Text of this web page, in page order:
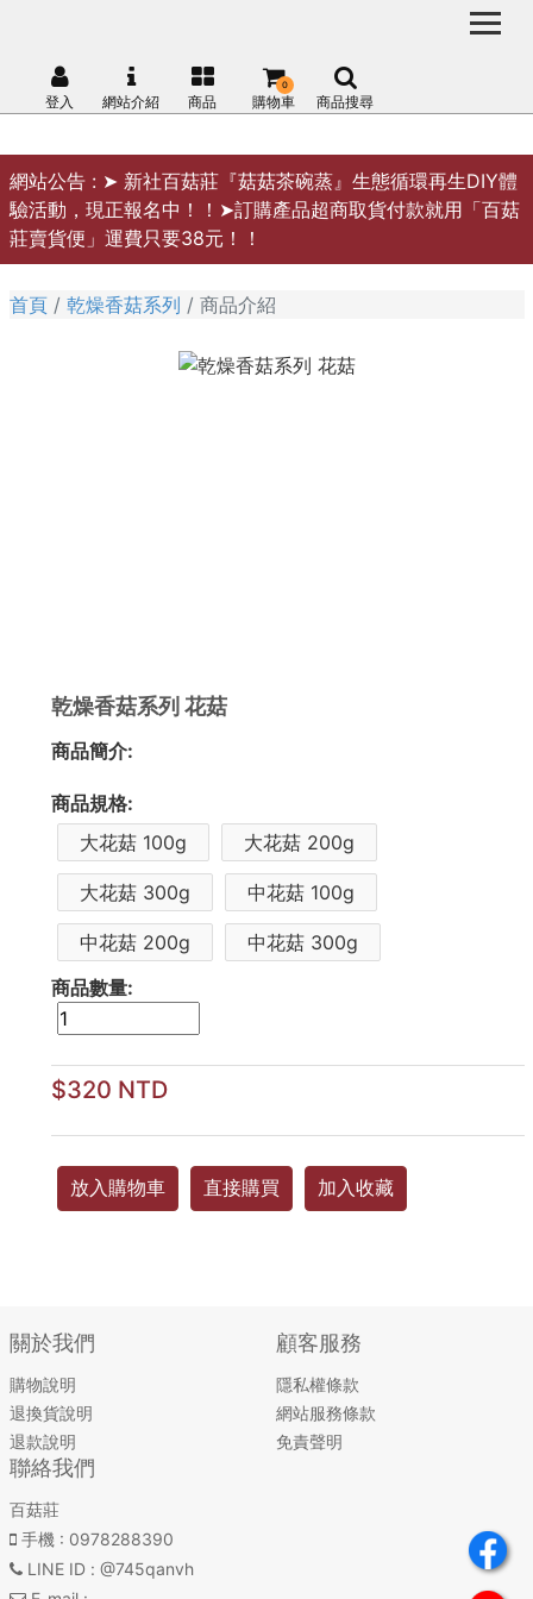
網站公告 : ➤ 新社百菇莊『菇菇茶碗蒸』生態循環再生DIY體
驗活動，現正報名中！！➤訂購產品超商取貨付款就用「百菇
莊賣貨便」運費只要38元！！
登入 網站介紹 商品 購物車
0
商品搜尋
首頁 乾燥香菇系列 商品介紹
乾燥香菇系列 花菇
商品簡介:
商品規格:
大花菇 100g
大花菇 200g
大花菇 300g 中花菇 100g
中花菇 200g
中花菇 300g
商品數量:
$320 NTD
放入購物車 直接購買 加入收藏
關於我們
購物說明
退換貨說明
退款說明
顧客服務
隱私權條款
網站服務條款
免責聲明
聯絡我們
百菇莊
手機 : 0978288390
LINE ID : @745qanvh